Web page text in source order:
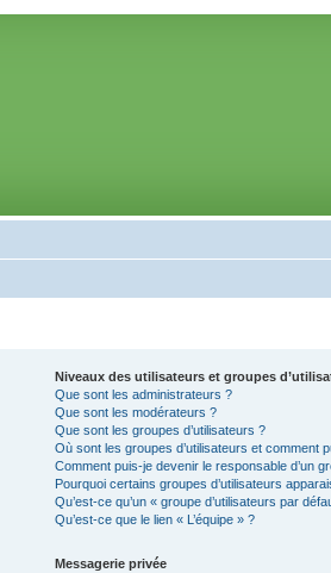
Niveaux des utilisateurs et groupes
Que sont les administrateurs ?
Que sont les modérateurs ?
Que sont les groupes d’utilisateurs ?
Où sont les groupes d’utilisateurs et comment
Comment puis-je devenir le responsable d’un
Pourquoi certains groupes d’utilisateurs
Qu’est-ce qu’un « groupe d’utilisateurs par
Qu’est-ce que le lien « L’équipe » ?
Messagerie privée